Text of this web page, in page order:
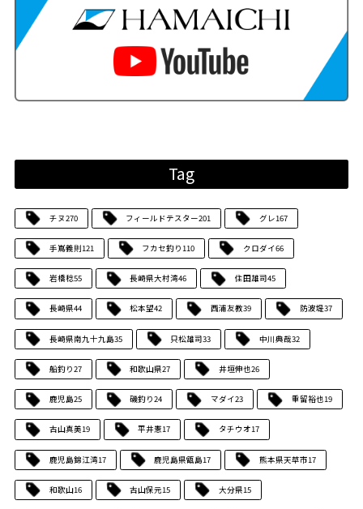
Tag
チヌ270 フィールドテスター201 グレ167
手嶌義則121 フカセ釣り110 クロダイ66
岩橋稔55 長崎県大村湾46 住田雄司45
長崎県44 松本望42 西浦友教39 防波堤37
長崎県南九十九島35 只松雄司33 中川典哉32
船釣り27 和歌山県27 井垣伸也26
鹿児島25 磯釣り24 マダイ23 重留裕也19
古山真美19 平井憲17 タチウオ17
鹿児島錦江湾17 鹿児島県甑島17 熊本県天草市17
和歌山16 古山保元15 大分県15